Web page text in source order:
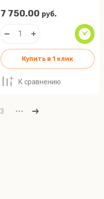
7 750.00 руб.
Купить в 1 клик
К сравнению
3